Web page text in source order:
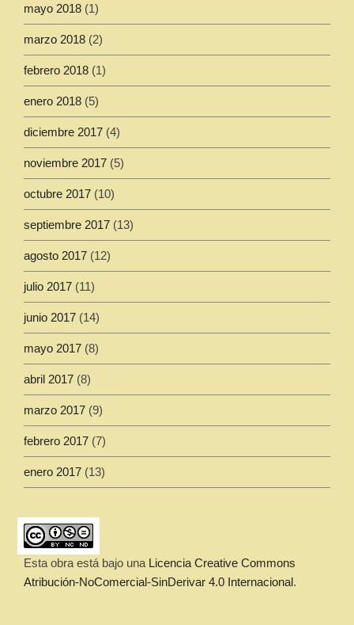
mayo 2018 (1)
marzo 2018 (2)
febrero 2018 (1)
enero 2018 (5)
diciembre 2017 (4)
noviembre 2017 (5)
octubre 2017 (10)
septiembre 2017 (13)
agosto 2017 (12)
julio 2017 (11)
junio 2017 (14)
mayo 2017 (8)
abril 2017 (8)
marzo 2017 (9)
febrero 2017 (7)
enero 2017 (13)
Esta obra está bajo una Licencia Creative Commons
Atribución-NoComercial-SinDerivar 4.0 Internacional.